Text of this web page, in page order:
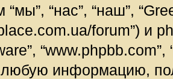
“нас”, “наш”,
forum”) и
“www.phpbb.com”,
любую информацию,